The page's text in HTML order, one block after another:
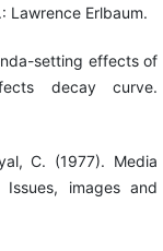
Lawrence Erlbaum.
setting effects of
decay curve.
C. (1977). Media
images and